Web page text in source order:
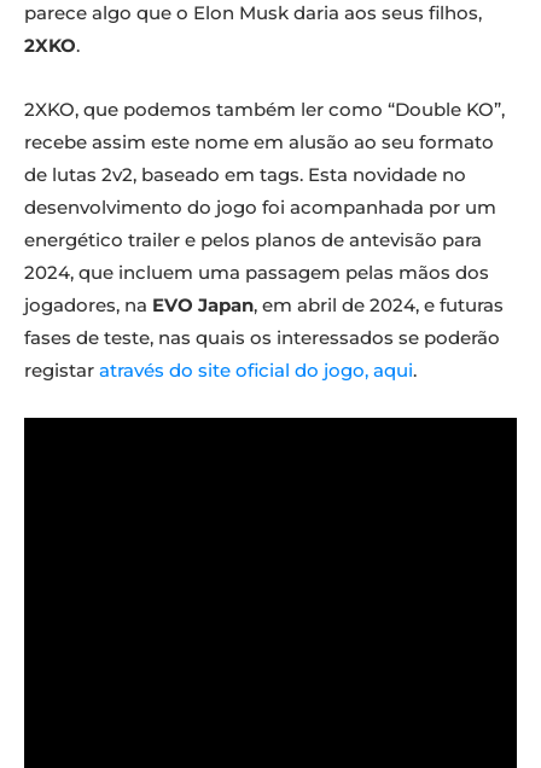
parece algo que o Elon Musk daria aos seus filhos,
2XKO.
2XKO, que podemos também ler como “Double KO”,
recebe assim este nome em alusão ao seu formato
de lutas 2v2, baseado em tags. Esta novidade no
desenvolvimento do jogo foi acompanhada por um
energético trailer e pelos planos de antevisão para
2024, que incluem uma passagem pelas mãos dos
jogadores, na EVO Japan, em abril de 2024, e futuras
fases de teste, nas quais os interessados se poderão
registar através do site oficial do jogo, aqui.